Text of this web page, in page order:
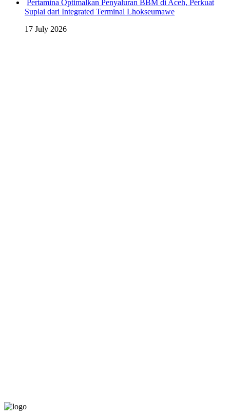
Pertamina Optimalkan Penyaluran BBM di Aceh, Perkuat
Suplai dari Integrated Terminal Lhokseumawe
17 July 2026